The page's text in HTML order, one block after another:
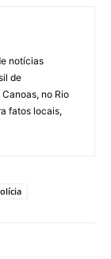
notícias
de
no Rio
fatos locais,